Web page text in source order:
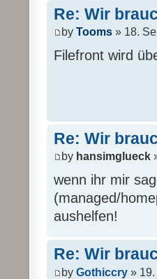
Re: Wir
by Tooms » 18.
Filefront wird
Re: Wir
by hansimglueck
wenn ihr mir
(managed/
aushelfen!
Re: Wir
by Gothiccry »